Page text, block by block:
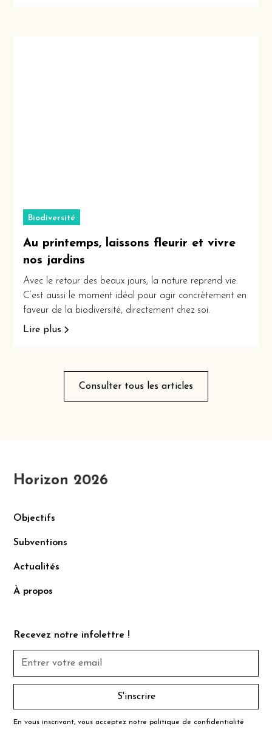
Biodiversité
Au printemps, laissons fleurir et vivre
nos jardins
Avec le retour des beaux jours, la nature reprend vie.
C’est aussi le moment idéal pour agir concrètement en
faveur de la biodiversité, directement chez soi.
Lire plus
Consulter tous les articles
Horizon 2026
Objectifs
Subventions
Actualités
À propos
Recevez notre infolettre !
En vous inscrivant, vous acceptez notrepolitique de confidentialité